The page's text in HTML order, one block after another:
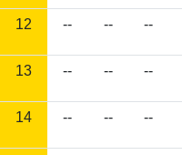
12 -- -- --
13 -- -- --
14 -- -- --